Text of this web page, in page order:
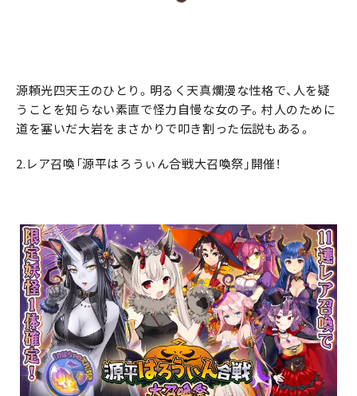
源頼光四天王のひとり。明るく天真爛漫な性格で、人を疑
うことを知らない素直で怪力自慢な女の子。村人のために
道を塞いだ大岩をまさかりで叩き割った伝説もある。
2.レア召喚「源平はろうぃん合戦大召喚祭」開催！